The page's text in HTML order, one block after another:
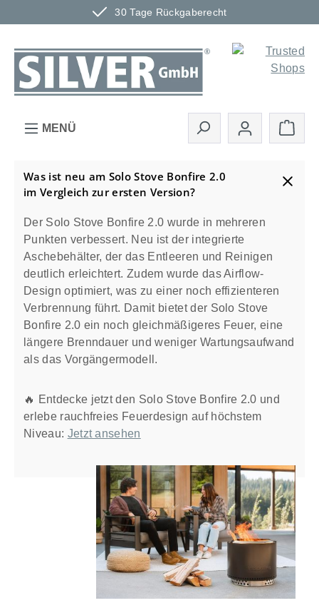
30 Tage Rückgaberecht
Zum Hauptinhalt springen
MENÜ
Was ist neu am Solo Stove Bonfire 2.0
im Vergleich zur ersten Version?
Der Solo Stove Bonfire 2.0 wurde in mehreren
Punkten verbessert. Neu ist der integrierte
Aschebehälter, der das Entleeren und Reinigen
deutlich erleichtert. Zudem wurde das Airflow-
Design optimiert, was zu einer noch effizienteren
Verbrennung führt. Damit bietet der Solo Stove
Bonfire 2.0 ein noch gleichmäßigeres Feuer, eine
längere Brenndauer und weniger Wartungsaufwand
als das Vorgängermodell.
🔥 Entdecke jetzt den Solo Stove Bonfire 2.0 und
erlebe rauchfreies Feuerdesign auf höchstem
Niveau: Jetzt ansehen